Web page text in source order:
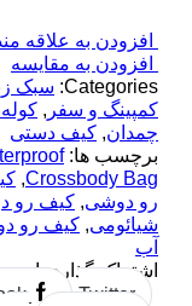
افزودن به علاقه
افزودن به مقایسه
Categories: سبک
کمپینگ و سفر ,
چمدان, کیف دستی
برچسب ها:
Crossbody Bag
,
رو دوشی, کیف رو
شیائومی, کیف رو
آب
اشتراک گذاری
Twitter